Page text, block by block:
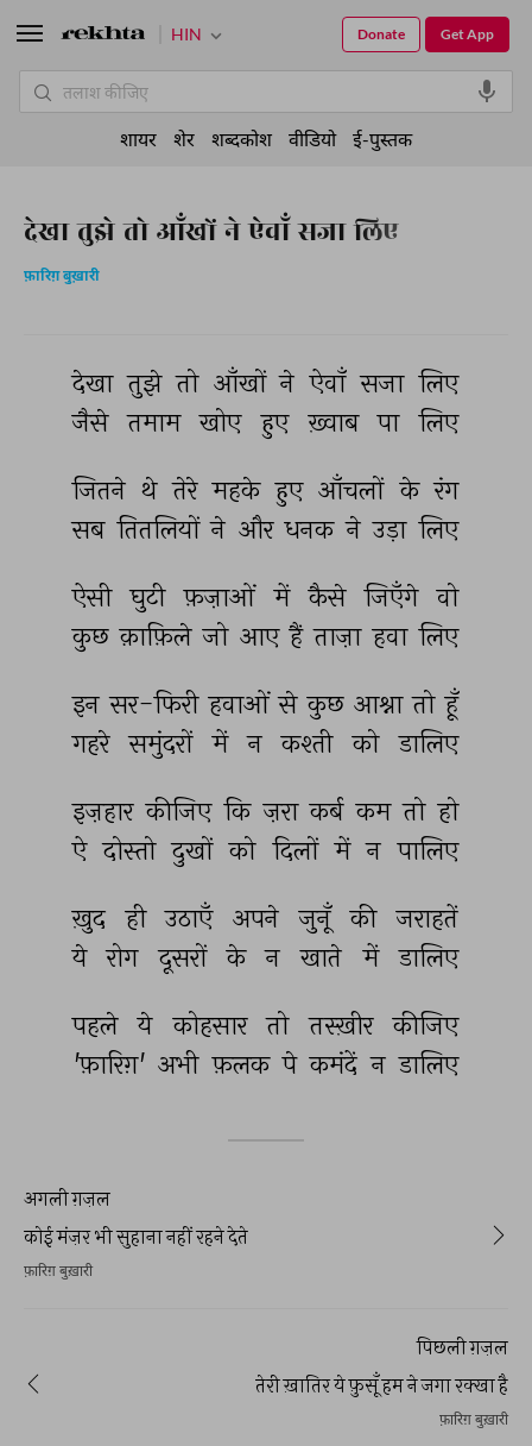
देखा तुझे तो आँखों ने ऐवाँ सजा लिए
फ़ारिग़ बुख़ारी
देखा तुझे तो आँखों ने ऐवाँ सजा लिए
जैसे तमाम खोए हुए ख़्वाब पा लिए
जितने थे तेरे महके हुए आँचलों के रंग
सब तितलियों ने और धनक ने उड़ा लिए
ऐसी घुटी फ़ज़ाओं में कैसे जिएँगे वो
कुछ क़ाफ़िले जो आए हैं ताज़ा हवा लिए
इन सर-फिरी हवाओं से कुछ आश्ना तो हूँ
गहरे समुंदरों में न कश्ती को डालिए
इज़हार कीजिए कि ज़रा कर्ब कम तो हो
ऐ दोस्तो दुखों को दिलों में न पालिए
ख़ुद ही उठाएँ अपने जुनूँ की जराहतें
ये रोग दूसरों के न खाते में डालिए
पहले ये कोहसार तो तस्ख़ीर कीजिए
'फ़ारिग़' अभी फ़लक पे कमंदें न डालिए
अगली ग़ज़ल
कोई मंज़र भी सुहाना नहीं रहने देते
फ़ारिग़ बुख़ारी
पिछली ग़ज़ल
तेरी ख़ातिर ये फ़ुसूँ हम ने जगा रक्खा है
फ़ारिग़ बुख़ारी
HIN Get App
Donate
शायर शेर शब्दकोश वीडियो ई-पुस्तक